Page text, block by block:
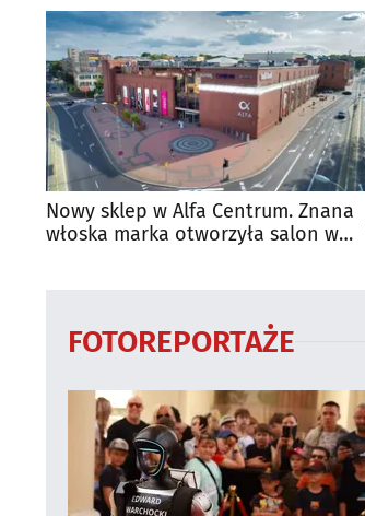
Nowy sklep w Alfa Centrum. Znana
włoska marka otworzyła salon w
FOTOREPORTAŻE